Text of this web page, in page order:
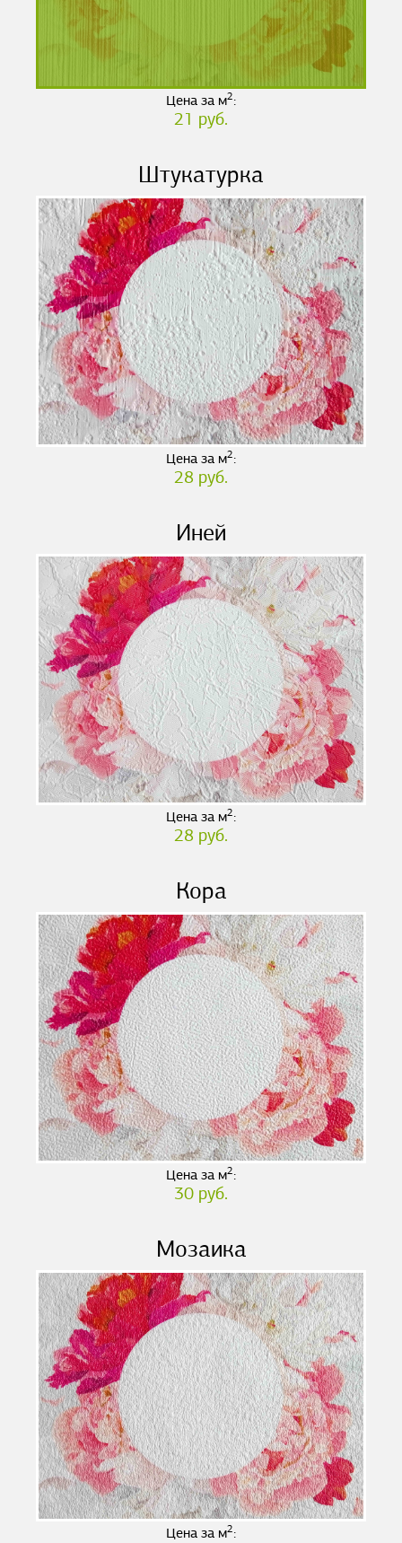
Цена за м2:
21 руб.
Штукатурка
Цена за м2:
28 руб.
Иней
Цена за м2:
28 руб.
Кора
Цена за м2:
30 руб.
Мозаика
Цена за м2: